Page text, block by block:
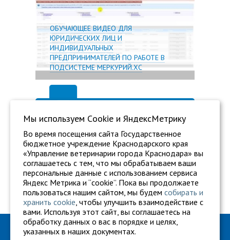
ОБУЧАЮЩЕЕ ВИДЕО ДЛЯ
ЮРИДИЧЕСКИХ ЛИЦ И
ИНДИВИДУАЛЬНЫХ
ПРЕДПРИНИМАТЕЛЕЙ ПО РАБОТЕ В
ПОДСИСТЕМЕ МЕРКУРИЙ.ХС
ГБУ "Ветуправление города Краснодара"
Адрес: г. Краснодар, ул. Карасунская, 110
Мы используем Сookie и ЯндексМетрику
Во время посещения сайта Государственное
бюджетное учреждение Краснодарского края
«Управление ветеринарии города Краснодара» вы
соглашаетесь с тем, что мы обрабатываем ваши
персональные данные с использованием сервиса
Яндекс Метрика и “cookie”. Пока вы продолжаете
пользоваться нашим сайтом, мы будем собирать и
хранить cookie, чтобы улучшить взаимодействие с
вами. Используя этот сайт, вы соглашаетесь на
обработку данных о вас в порядке и целях,
указанных в наших документах.